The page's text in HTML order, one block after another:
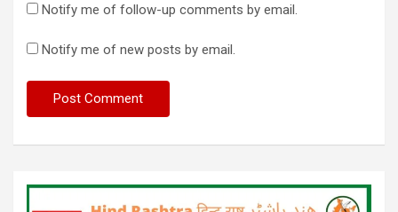
Notify me of follow-up comments by email.
Notify me of new posts by email.